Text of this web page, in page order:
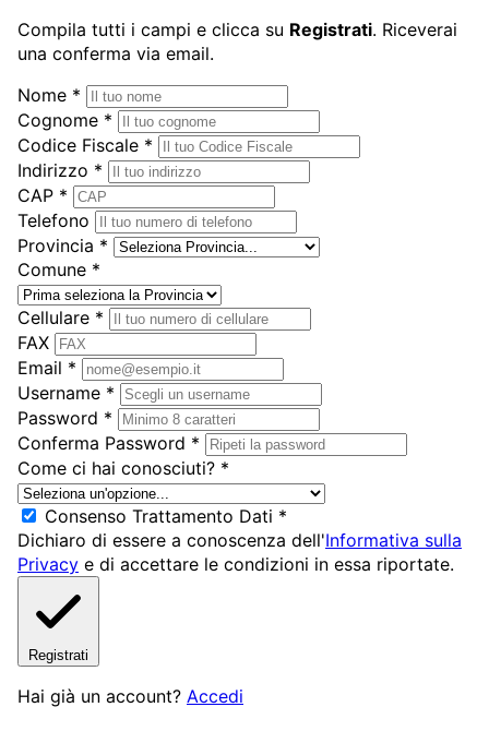
Compila tutti i campi e clicca su Registrati. Riceverai
una conferma via email.
Nome *
Cognome *
Codice Fiscale *
Indirizzo *
CAP *
Telefono
Provincia *
Comune *
Cellulare *
FAX
Email *
Username *
Password *
Conferma Password *
Come ci hai conosciuti? *
Consenso Trattamento Dati *
Dichiaro di essere a conoscenza dell'Informativa sulla
Privacy e di accettare le condizioni in essa riportate.
Registrati
Hai già un account? Accedi